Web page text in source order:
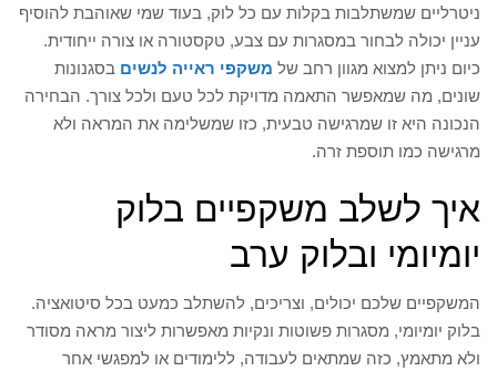
ניטרליים שמשתלבות בקלות עם כל לוק, בעוד שמי שאוהבת להוסיף
עניין יכולה לבחור במסגרות עם צבע, טקסטורה או צורה ייחודית.
כיום ניתן למצוא מגוון רחב של משקפי ראייה לנשים בסגנונות
שונים, מה שמאפשר התאמה מדויקת לכל טעם ולכל צורך. הבחירה
הנכונה היא זו שמרגישה טבעית, כזו שמשלימה את המראה ולא
מרגישה כמו תוספת זרה.
איך לשלב משקפיים בלוק
יומיומי ובלוק ערב
המשקפיים שלכם יכולים, וצריכים, להשתלב כמעט בכל סיטואציה.
בלוק יומיומי, מסגרות פשוטות ונקיות מאפשרות ליצור מראה מסודר
ולא מתאמץ, כזה שמתאים לעבודה, ללימודים או למפגשי אחר